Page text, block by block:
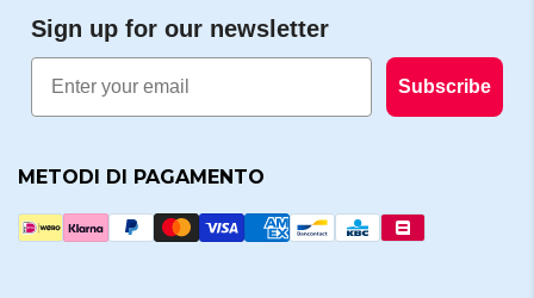
Sign up for our newsletter
Email
Subscribe
METODI DI PAGAMENTO